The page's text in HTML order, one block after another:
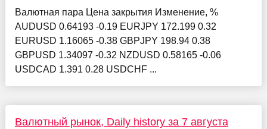
Валютная пара Цена закрытия Изменение, %
AUDUSD 0.64193 -0.19 EURJPY 172.199 0.32
EURUSD 1.16065 -0.38 GBPJPY 198.94 0.38
GBPUSD 1.34097 -0.32 NZDUSD 0.58165 -0.06
USDCAD 1.391 0.28 USDCHF ...
Валютный рынок, Daily history за 7 августа